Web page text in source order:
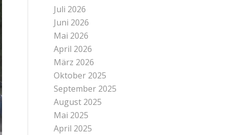
Juli 2026
Juni 2026
Mai 2026
April 2026
März 2026
Oktober 2025
September 2025
August 2025
Mai 2025
April 2025